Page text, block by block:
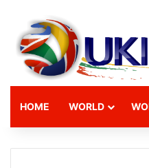
HOME WORLD